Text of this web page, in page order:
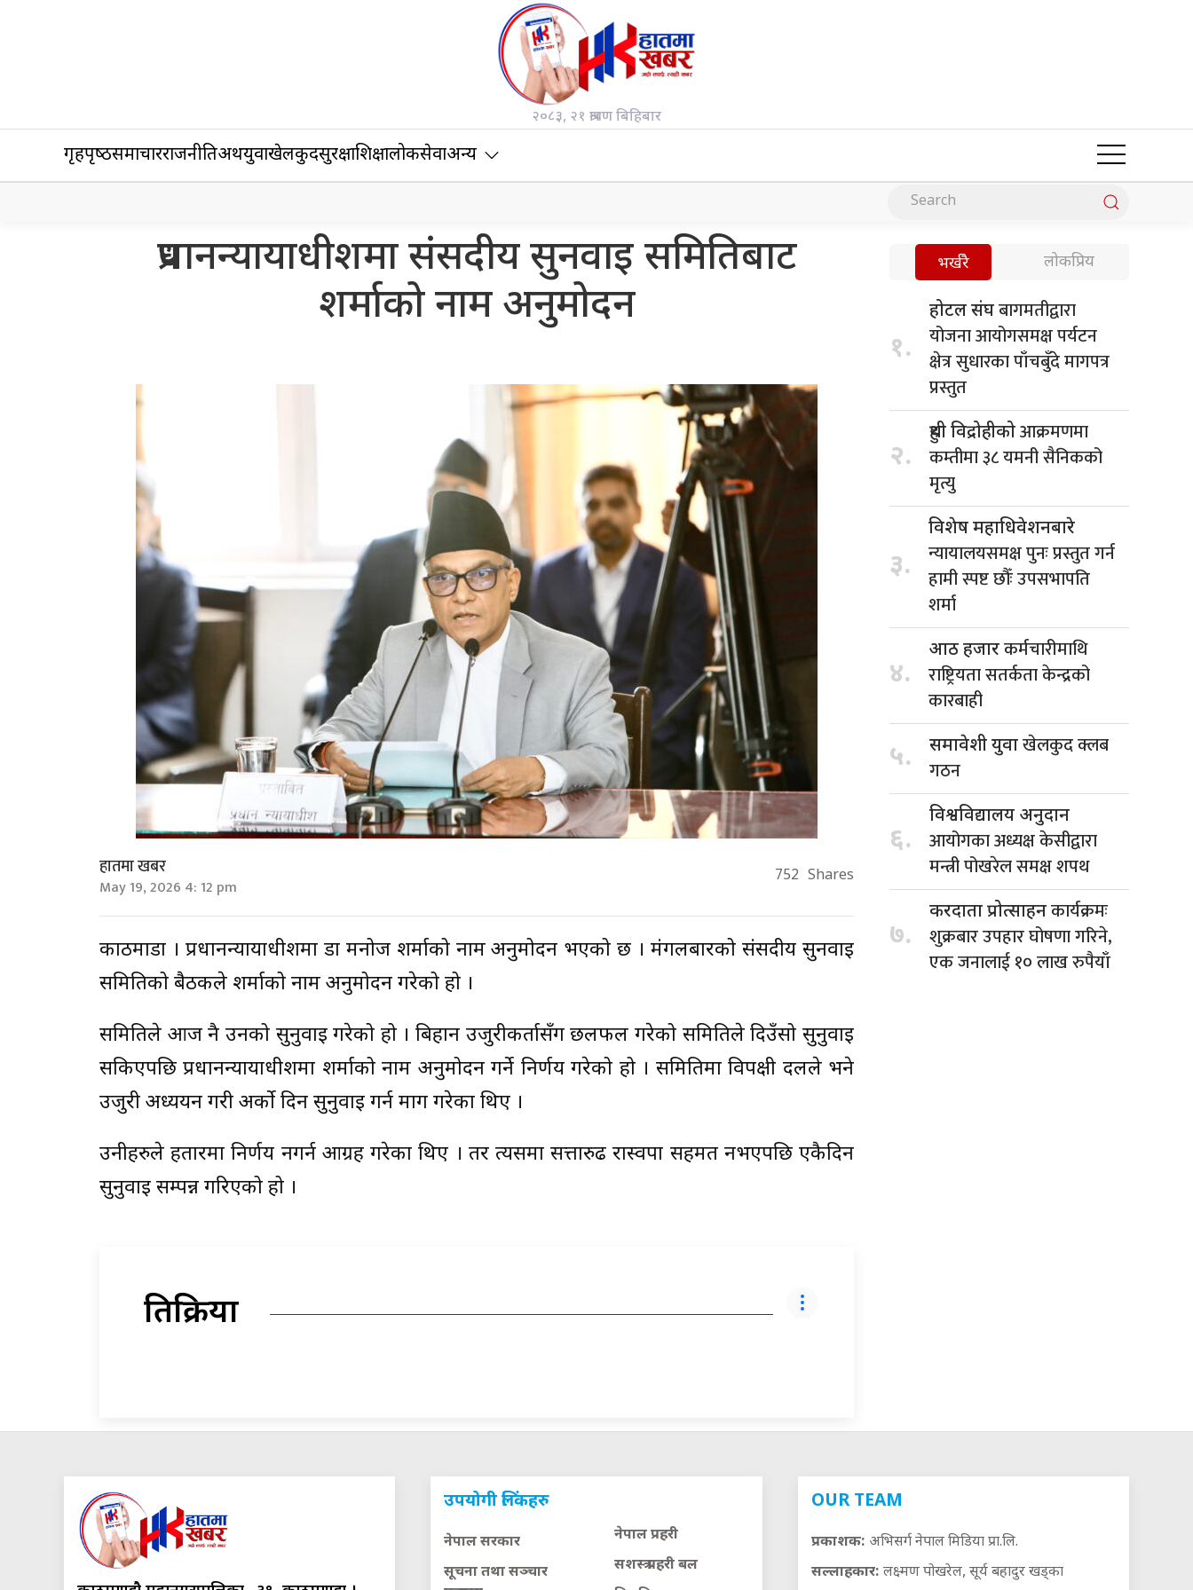
२०८३, २१ श्रावण बिहिबार
गृहपृष्‍ठसमाचारराजनीतिअर्थयुवाखेलकुदसुरक्षाशिक्षालोकसेवाअन्य
प्रधानन्यायाधीशमा संसदीय सुनवाइ समितिबाट
शर्माको नाम अनुमोदन
हातमा खबर
May 19, 2026 4: 12 pm 752 Shares
काठमाडौं । प्रधानन्यायाधीशमा डा मनोज शर्माको नाम अनुमोदन भएको छ । मंगलबारको संसदीय सुनवाइ
समितिको बैठकले शर्माको नाम अनुमोदन गरेको हो ।
समितिले आज नै उनको सुनुवाइ गरेको हो । बिहान उजुरीकर्तासँग छलफल गरेको समितिले दिउँसो सुनुवाइ
सकिएपछि प्रधानन्यायाधीशमा शर्माको नाम अनुमोदन गर्ने निर्णय गरेको हो । समितिमा विपक्षी दलले भने
उजुरी अध्ययन गरी अर्को दिन सुनुवाइ गर्न माग गरेका थिए ।
उनीहरुले हतारमा निर्णय नगर्न आग्रह गरेका थिए । तर त्यसमा सत्तारुढ रास्वपा सहमत नभएपछि एकैदिन
सुनुवाइ सम्पन्न गरिएको हो ।
प्रतिक्रिया
भर्खरै लोकप्रिय
१.
होटल संघबागमतीद्वारा
योजना आयोगसमक्ष पर्यटन
क्षेत्र सुधारका पाँचबुँदे मागपत्र
प्रस्तुत
२.
हुथी विद्रोहीकोआक्रमणमा
कम्तीमा ३८ यमनी सैनिकको
मृत्यु
३.
विशेष महाधिवेशनबारे
न्यायालयसमक्ष पुनः प्रस्तुत गर्न
हामी स्पष्ट छौँः उपसभापति
शर्मा
४.
आठ हजारकर्मचारीमाथि
राष्ट्रियता सतर्कता केन्द्रको
कारबाही
५. समावेशी युवाखेलकुद क्लब
गठन
६.
विश्वविद्यालय अनुदान
आयोगका अध्यक्ष केसीद्वारा
मन्त्री पोखरेल समक्ष शपथ
७.
करदाता प्रोत्साहनकार्यक्रमः
शुक्रबार उपहार घोषणा गरिने,
एक जनालाई १० लाख रुपैयाँ
उपयोगी लिंकहरु
नेपाल सरकार
सूचना तथा सञ्चार
नेपाल प्रहरी
सशस्त्र प्रहरी बल
OUR TEAM
प्रकाशक: अभिसर्ग नेपाल मिडिया प्रा.लि.
सल्लाहकार: लक्ष्मण पोखरेल, सूर्य बहादुर खड्का